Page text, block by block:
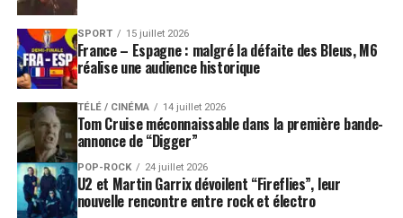
SPORT 15 juillet 2026
France – Espagne : malgré la défaite des Bleus, M6
réalise une audience historique
TÉLÉ / CINÉMA 14 juillet 2026
Tom Cruise méconnaissable dans la première bande-
annonce de “Digger”
POP-ROCK 24 juillet 2026
U2 et Martin Garrix dévoilent “Fireflies”, leur
nouvelle rencontre entre rock et électro